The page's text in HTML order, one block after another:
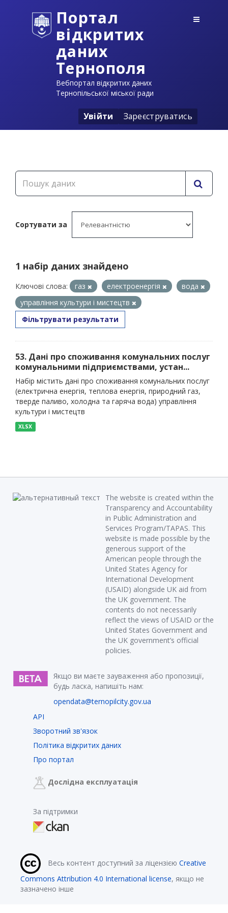
Портал
відкритих
даних
Тернополя
Вебпортал відкритих даних
Тернопільської міської ради
Увійти Зареєструватись
Сортувати за
1 набір даних знайдено
Ключові слова: газ електроенергія
вода
управління культури і мистецтв
Фільтрувати результати
53. Дані про споживання комунальних послуг
комунальними підприємствами, устан...
Набір містить дані про споживання комунальних послуг
(електрична енергія, теплова енергія, природний газ,
тверде паливо, холодна та гаряча вода) управління
культури і мистецтв
XLSX
The website is created within the
Transparency and Accountability
in Public Administration and
Services Program/TAPAS. This
website is made possible by the
generous support of the
American people through the
United States Agency for
International Development
(USAID) alongside UK aid from
the UK government. The
contents do not necessarily
reflect the views of USAID or the
United States Government and
the UK government’s official
policies.
Якщо ви маєте зауваження або пропозиції,
будь ласка, напишіть нам:
opendata@ternopilcity.gov.ua
API
Зворотний зв'язок
Політика відкритих даних
Про портал
Дослідна експлуатація
За підтримки
Весь контент доступний за ліцензією Creative
Commons Attribution 4.0 International license, якщо не
зазначено інше